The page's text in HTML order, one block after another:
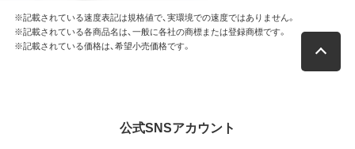
※記載されている速度表記は規格値で、実環境での速度ではありません。
※記載されている各商品名は、一般に各社の商標または登録商標です。
※記載されている価格は、希望小売価格です。
公式SNSアカウント